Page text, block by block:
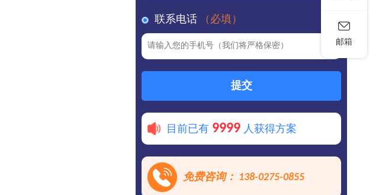
联系电话 （必填）
提交
目前已有 9999 人获得方案
免费咨询： 138-0275-0855
邮箱